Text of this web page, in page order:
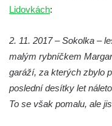
Flamingo trůn v ZOO
Lysá nad Labem,
Socha Opičákovník v
Socha Roháč v ZOO
Socha Mystik v ZOO
Lidovkách:
2. 11. 2017 – Sokolka –
malým rybníčkem
garáží, za kterých zbylo
poslední desítky let
To se však pomalu, ale